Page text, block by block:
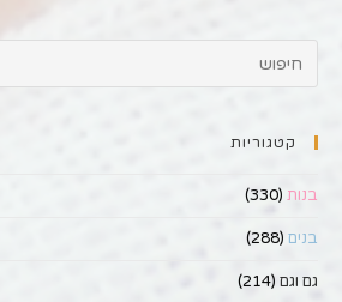
קטגוריות
בנות (330)
בנים (288)
גם וגם (214)